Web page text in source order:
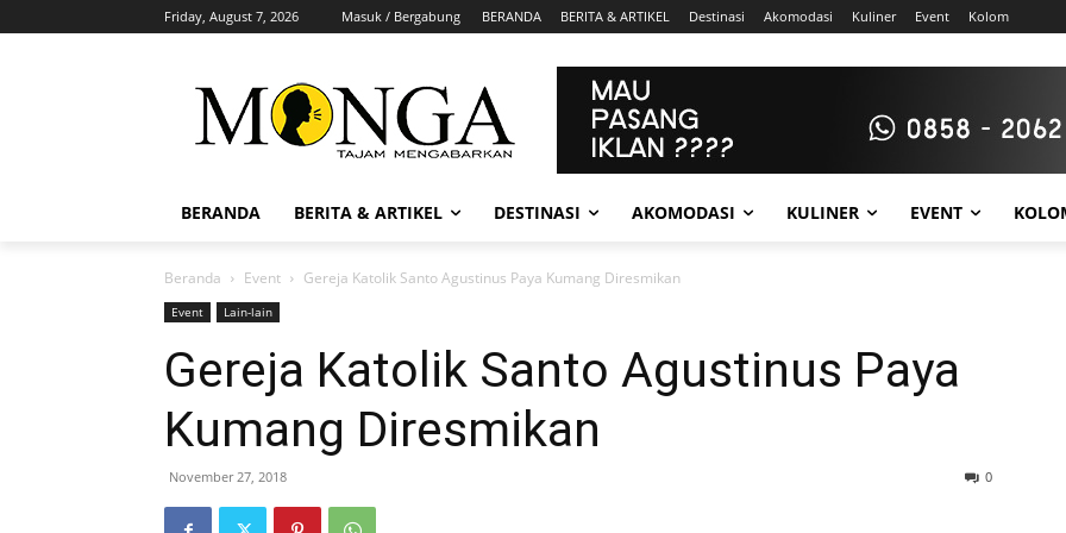
Friday, August 7, 2026 Masuk / Bergabung BERANDA BERITA & ARTIKEL Destinasi Akomodasi Kuliner Event Kolom
BERANDA BERITA & ARTIKEL DESTINASI AKOMODASI KULINER EVENT
Beranda Event Gereja Katolik Santo Agustinus Paya Kumang Diresmikan
Event Lain-lain
Gereja Katolik Santo Agustinus Paya
Kumang Diresmikan
November 27, 2018 0